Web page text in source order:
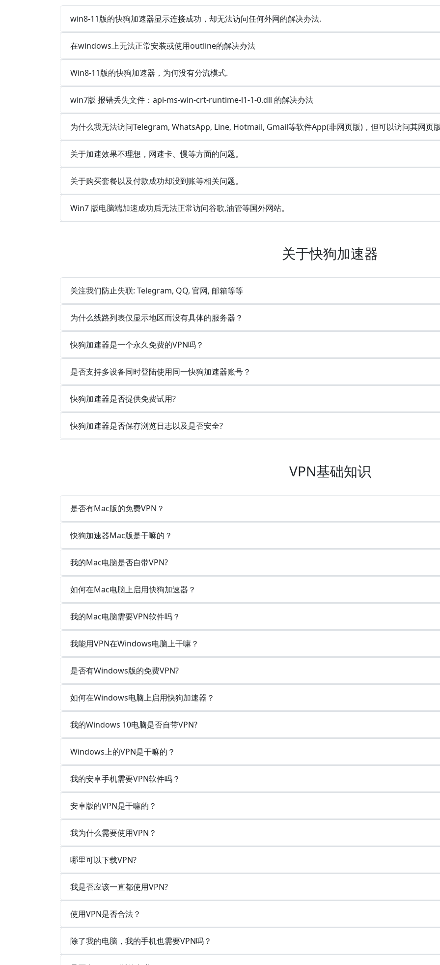
win8-11版的快狗加速器显示连接成功，却无法访问任何外网的解决办法.
在windows上无法正常安装或使用outline的解决办法
Win8-11版的快狗加速器，为何没有分流模式.
win7版 报错丢失文件：api-ms-win-crt-runtime-l1-1-0.dll 的解决办法
为什么我无法访问Telegram, WhatsApp, Line, Hotmail, Gmail等软件App(非网页版)，但可以访问其网页
关于加速效果不理想，网速卡、慢等方面的问题。
关于购买套餐以及付款成功却没到账等相关问题。
Win7 版电脑端加速成功后无法正常访问谷歌,油管等国外网站。
关于快狗加速器
关注我们防止失联: Telegram, QQ, 官网, 邮箱等等
为什么线路列表仅显示地区而没有具体的服务器？
快狗加速器是一个永久免费的VPN吗？
是否支持多设备同时登陆使用同一快狗加速器账号？
快狗加速器是否提供免费试用?
快狗加速器是否保存浏览日志以及是否安全?
VPN基础知识
是否有Mac版的免费VPN？
快狗加速器Mac版是干嘛的？
我的Mac电脑是否自带VPN?
如何在Mac电脑上启用快狗加速器？
我的Mac电脑需要VPN软件吗？
我能用VPN在Windows电脑上干嘛？
是否有Windows版的免费VPN?
如何在Windows电脑上启用快狗加速器？
我的Windows 10电脑是否自带VPN?
Windows上的VPN是干嘛的？
我的安卓手机需要VPN软件吗？
安卓版的VPN是干嘛的？
我为什么需要使用VPN？
哪里可以下载VPN?
我是否应该一直都使用VPN?
使用VPN是否合法？
除了我的电脑，我的手机也需要VPN吗？